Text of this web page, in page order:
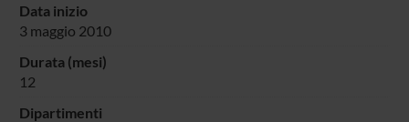
Data inizio
3 maggio 2010
Durata (mesi)
12
Dipartimenti